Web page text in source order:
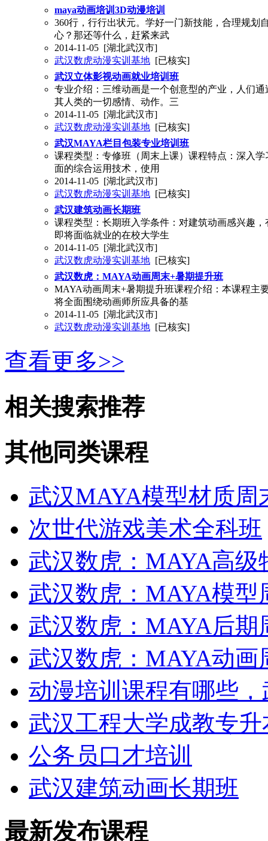
maya动画培训3D动漫培训
360行，行行出状元。学好一门新技能，合理规划
心？那还等什么，赶紧来武
2014-11-05 [湖北武汉市]
武汉数虎动漫实训基地 [已核实]
武汉立体影视动画就业培训班
专业介绍：三维动画是一个创意型的产业，人们
其人类的一切感情、动作。三
2014-11-05 [湖北武汉市]
武汉数虎动漫实训基地 [已核实]
武汉MAYA栏目包装专业培训班
课程类型：专修班（周末上课）课程特点：深入
面的综合运用技术，使用
2014-11-05 [湖北武汉市]
武汉数虎动漫实训基地 [已核实]
武汉建筑动画长期班
课程类型：长期班入学条件：对建筑动画感兴趣
即将面临就业的在校大学生
2014-11-05 [湖北武汉市]
武汉数虎动漫实训基地 [已核实]
武汉数虎：MAYA动画周末+暑期提升班
MAYA动画周末+暑期提升班课程介绍：本课程主
将全面围绕动画师所应具备的基
2014-11-05 [湖北武汉市]
武汉数虎动漫实训基地 [已核实]
查看更多>>
相关搜索推荐
其他同类课程
武汉MAYA模型材质周
次世代游戏美术全科班
武汉数虎：MAYA高级
武汉数虎：MAYA模型
武汉数虎：MAYA后期
武汉数虎：MAYA动画
动漫培训课程有哪些
武汉工程大学成教专
公务员口才培训
武汉建筑动画长期班
最新发布课程